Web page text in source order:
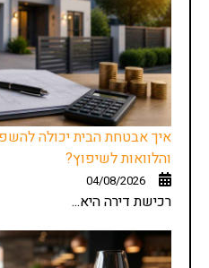
איך אבטחת הבית יכולה
והלוואות לשיפוץ?
04/08/2026
רכישת דירה היא...